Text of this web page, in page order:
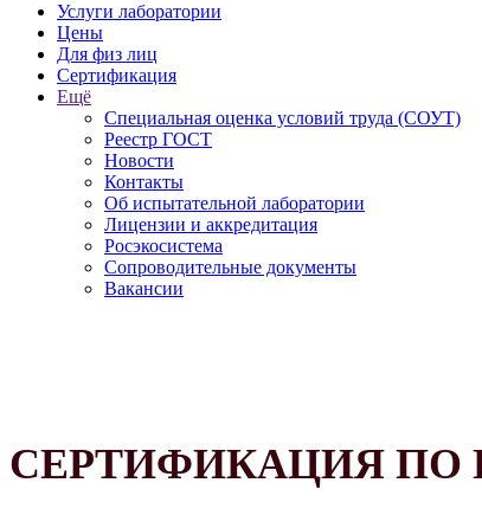
Услуги лаборатории
Цены
Для физ лиц
Сертификация
Ещё
Специальная оценка условий труда (СОУТ)
Реестр ГОСТ
Новости
Контакты
Об испытательной лаборатории
Лицензии и аккредитация
Росэкосистема
Сопроводительные документы
Вакансии
СЕРТИФИКАЦИЯ ПО